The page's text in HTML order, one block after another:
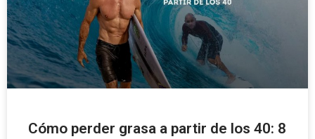
Cómo perder grasa a partir de los 40: 8